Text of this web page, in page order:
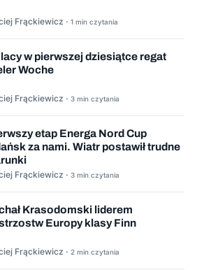
Frąckiewicz · 1 min czytania
w pierwszej dziesiątce regat
Woche
Frąckiewicz · 3 min czytania
etap Energa Nord Cup
za nami. Wiatr postawił trudne
Frąckiewicz · 3 min czytania
Krasodomski liderem
Europy klasy Finn
Frąckiewicz · 2 min czytania